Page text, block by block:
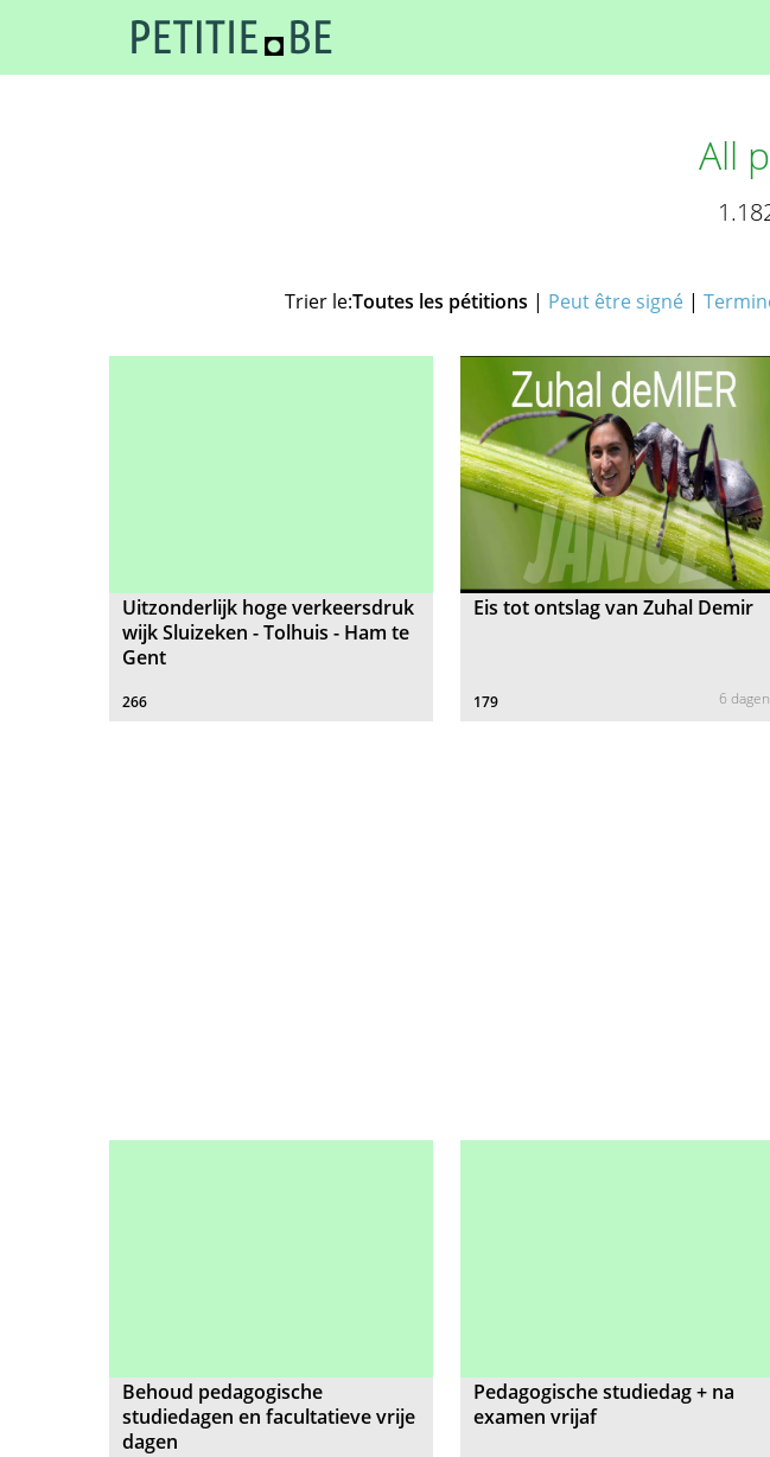
All
Trier le:Toutes les pétitions | Peut être signé |
Uitzonderlijk hoge verkeersdruk
wijk Sluizeken - Tolhuis - Ham te
Gent
266
Eis tot ontslag van Zuhal Demir
179 6 dagen
Behoud pedagogische
studiedagen en facultatieve vrije
dagen
Pedagogische studiedag + na
examen vrijaf